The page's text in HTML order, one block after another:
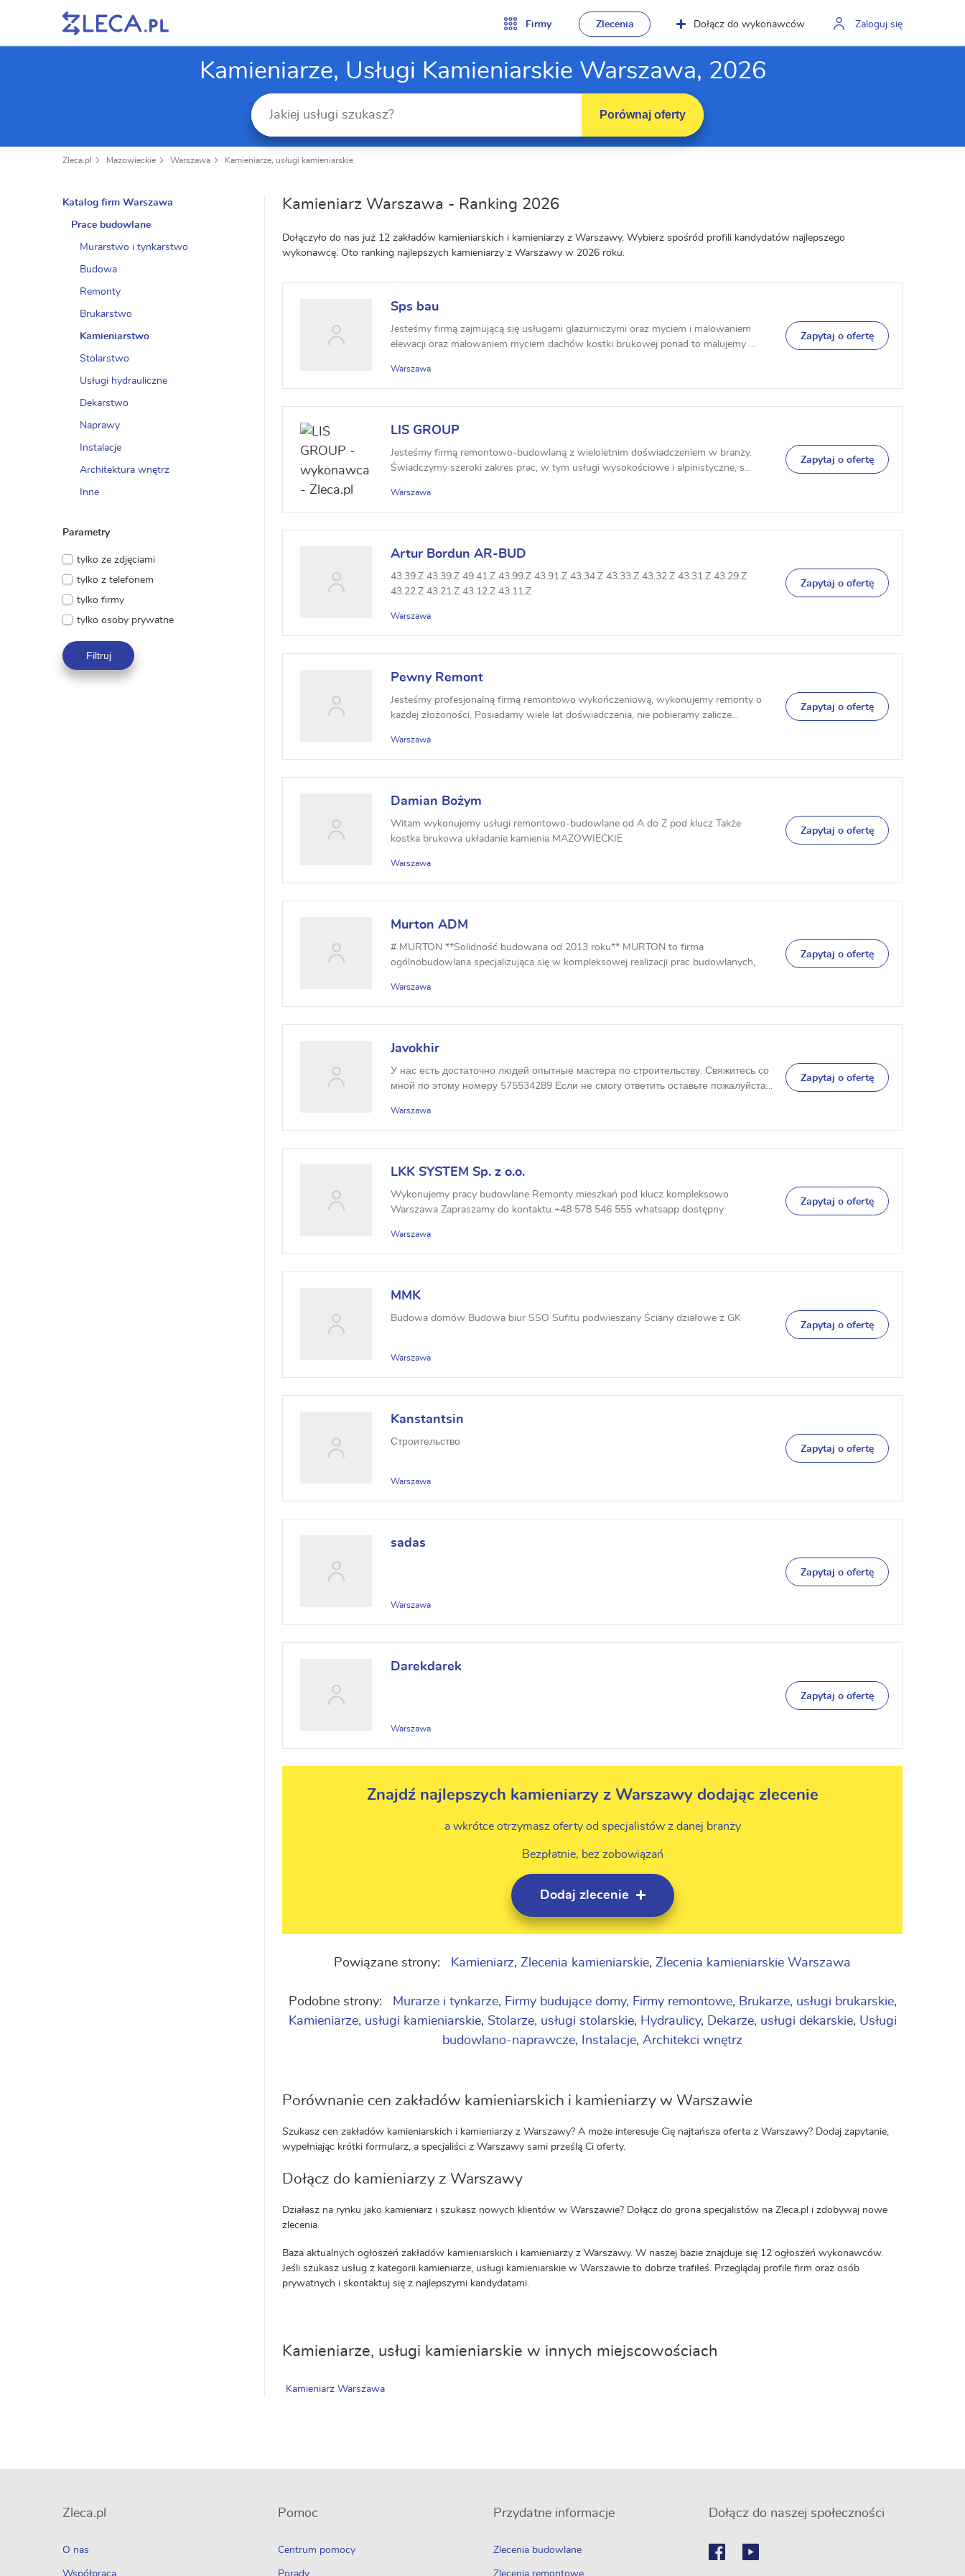
Firmy Zlecenia Dołącz do wykonawców Zaloguj się
Kamieniarze, Usługi Kamieniarskie Warszawa, 2026
Porównaj oferty
Zleca.pl Mazowieckie Warszawa Kamieniarze, usługi kamieniarskie
Kamieniarz Warszawa - Ranking 2026
Dołączyło do nas już 12 zakładów kamieniarskich i kamieniarzy z Warszawy. Wybierz spośród profili kandydatów najlepszego
wykonawcę. Oto ranking najlepszych kamieniarzy z Warszawy w 2026 roku.
Sps bau
Jesteśmy firmą zajmującą się usługami glazurniczymi oraz myciem i malowaniem
elewacji oraz malowaniem myciem dachów kostki brukowej ponad to malujemy ...
Warszawa
Zapytaj o ofertę
LIS GROUP
Jesteśmy firmą remontowo-budowlaną z wieloletnim doświadczeniem w branży.
Świadczymy szeroki zakres prac, w tym usługi wysokościowe i alpinistyczne, s...
Warszawa
Zapytaj o ofertę
Artur Bordun AR-BUD
43.39.Z 43.39.Z 49.41.Z 43.99.Z 43.91.Z 43.34.Z 43.33.Z 43.32.Z 43.31.Z 43.29.Z
43.22.Z 43.21.Z 43.12.Z 43.11.Z
Warszawa
Zapytaj o ofertę
Pewny Remont
Jesteśmy profesjonalną firmą remontowo wykończeniową, wykonujemy remonty o
każdej złożoności. Posiadamy wiele lat doświadczenia, nie pobieramy zalicze...
Warszawa
Zapytaj o ofertę
Damian Bożym
Witam wykonujemy usługi remontowo-budowlane od A do Z pod klucz Także
kostka brukowa układanie kamienia MAZOWIECKIE
Warszawa
Zapytaj o ofertę
Murton ADM
# MURTON **Solidność budowana od 2013 roku** MURTON to firma
ogólnobudowlana specjalizująca się w kompleksowej realizacji prac budowlanych,
Warszawa
Zapytaj o ofertę
Javokhir
У нас есть достаточно людей опытные мастера по строительству. Свяжитесь со
мной по этому номеру 575534289 Если не смогу ответить оставьте пожалуйста...
Warszawa
Zapytaj o ofertę
LKK SYSTEM Sp. z o.o.
Wykonujemy pracy budowlane Remonty mieszkań pod klucz kompleksowo
Warszawa Zapraszamy do kontaktu +48 578 546 555 whatsapp dostępny
Warszawa
Zapytaj o ofertę
MMK
Budowa domów Budowa biur SSO Sufitu podwieszany Ściany działowe z GK
Warszawa
Zapytaj o ofertę
Kanstantsin
Строительство
Warszawa
Zapytaj o ofertę
sadas
Warszawa
Zapytaj o ofertę
Darekdarek
Warszawa
Zapytaj o ofertę
Znajdź najlepszych kamieniarzy z Warszawy dodając zlecenie
a wkrótce otrzymasz oferty od specjalistów z danej branży
Bezpłatnie, bez zobowiązań
Dodaj zlecenie
Powiązane strony: Kamieniarz, Zlecenia kamieniarskie, Zlecenia kamieniarskie Warszawa
Podobne strony: Murarze i tynkarze, Firmy budujące domy, Firmy remontowe, Brukarze, usługi brukarskie,
Kamieniarze, usługi kamieniarskie, Stolarze, usługi stolarskie, Hydraulicy, Dekarze, usługi dekarskie, Usługi
budowlano-naprawcze, Instalacje, Architekci wnętrz
Porównanie cen zakładów kamieniarskich i kamieniarzy w Warszawie
Szukasz cen zakładów kamieniarskich i kamieniarzy z Warszawy? A może interesuje Cię najtańsza oferta z Warszawy? Dodaj zapytanie,
wypełniając krótki formularz, a specjaliści z Warszawy sami prześlą Ci oferty.
Dołącz do kamieniarzy z Warszawy
Działasz na rynku jako kamieniarz i szukasz nowych klientów w Warszawie? Dołącz do grona specjalistów na Zleca.pl i zdobywaj nowe
zlecenia.
Baza aktualnych ogłoszeń zakładów kamieniarskich i kamieniarzy z Warszawy. W naszej bazie znajduje się 12 ogłoszeń wykonawców.
Jeśli szukasz usług z kategorii kamieniarze, usługi kamieniarskie w Warszawie to dobrze trafiłeś. Przeglądaj profile firm oraz osób
prywatnych i skontaktuj się z najlepszymi kandydatami.
Kamieniarze, usługi kamieniarskie w innych miejscowościach
Kamieniarz Warszawa
Katalog firm Warszawa
Prace budowlane
Murarstwo i tynkarstwo
Budowa
Remonty
Brukarstwo
Kamieniarstwo
Stolarstwo
Usługi hydrauliczne
Dekarstwo
Naprawy
Instalacje
Architektura wnętrz
Inne
Parametry
tylko ze zdjęciami
tylko z telefonem
tylko firmy
tylko osoby prywatne
Filtruj
Zleca.pl
O nas
Współpraca
Pomoc
Centrum pomocy
Porady
Przydatne informacje
Zlecenia budowlane
Zlecenia remontowe
Dołącz do naszej społeczności